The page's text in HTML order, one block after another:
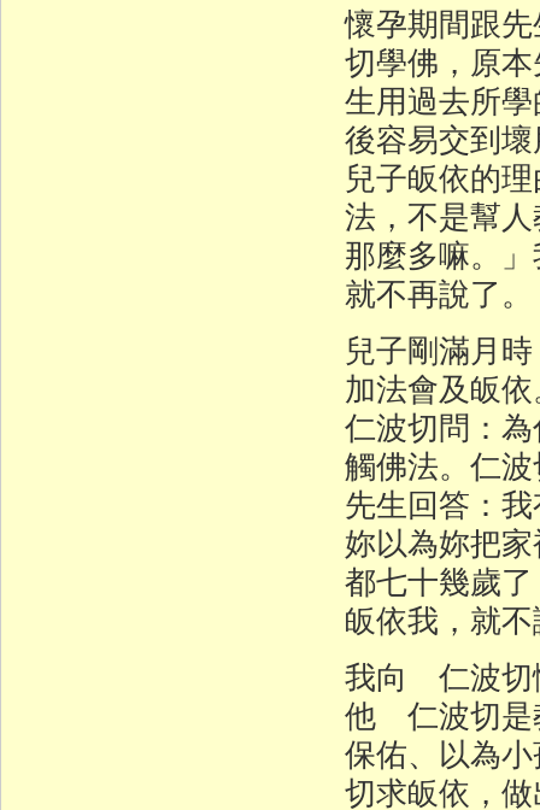
懷孕期間跟
切學佛，原
生用過去所
後容易交到
兒子皈依的
法，不是幫
那麼多嘛。
就不再說了。
兒子剛滿月
加法會及皈
仁波切問：
觸佛法。仁
先生回答：
妳以為妳把
都七十幾歲
皈依我，就
我向 仁波切
他 仁波切是
保佑、以為
切求皈依，